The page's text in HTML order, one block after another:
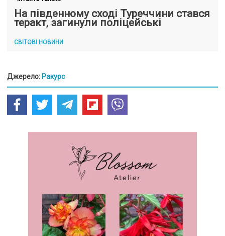
На південному сході Туреччини стався
теракт, загинули поліцейські
СВІТОВІ НОВИНИ
Джерело: Ракурс